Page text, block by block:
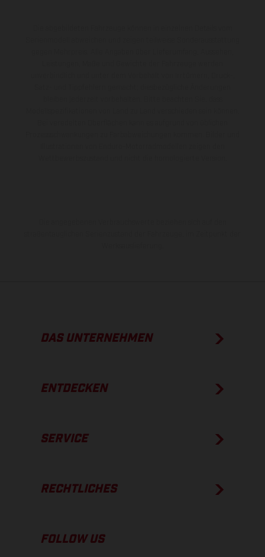
DAS UNTERNEHMEN
ENTDECKEN
SERVICE
RECHTLICHES
FOLLOW US